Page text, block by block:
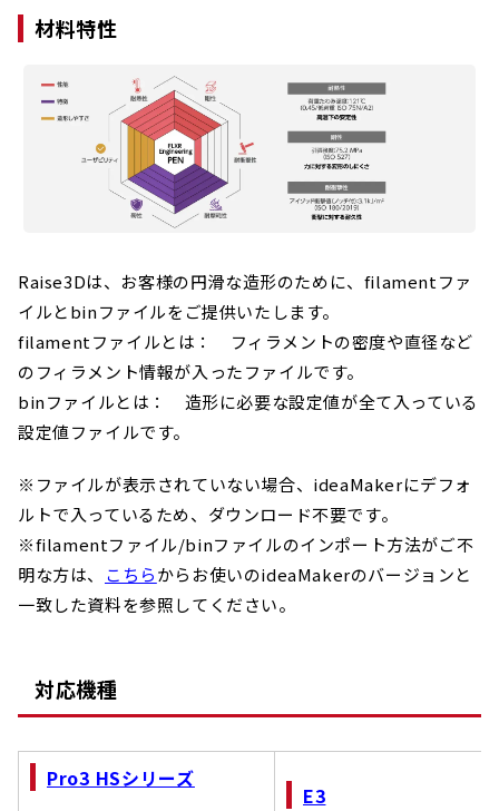
材料特性
Raise3Dは、お客様の円滑な造形のために、filamentファ
イルとbinファイルをご提供いたします。
filamentファイルとは： フィラメントの密度や直径など
のフィラメント情報が入ったファイルです。
binファイルとは： 造形に必要な設定値が全て入っている
設定値ファイルです。
※ファイルが表示されていない場合、ideaMakerにデフォ
ルトで入っているため、ダウンロード不要です。
※filamentファイル/binファイルのインポート方法がご不
明な方は、 こちらからお使いのideaMakerのバージョンと
一致した資料を参照してください。
対応機種
Pro3 HSシリーズ
E3